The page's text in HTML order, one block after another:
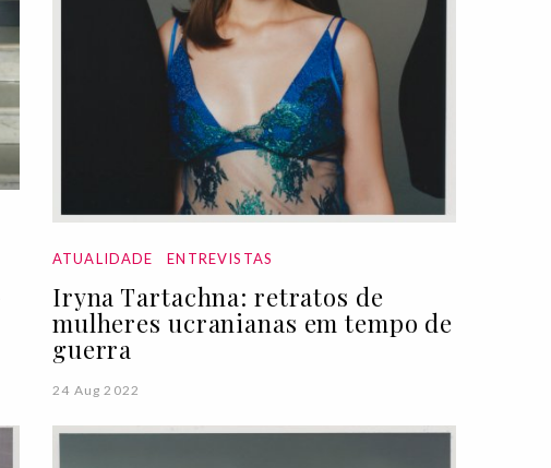
ATUALIDADE ENTREVISTAS
Iryna Tartachna: retratos de
mulheres ucranianas em tempo de
guerra
24 Aug 2022